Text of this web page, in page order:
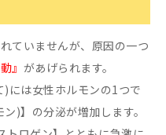
ていませんが、原因の一つ
』 があげられます。
には女性ホルモンの1つで
)】の分泌が増加します。